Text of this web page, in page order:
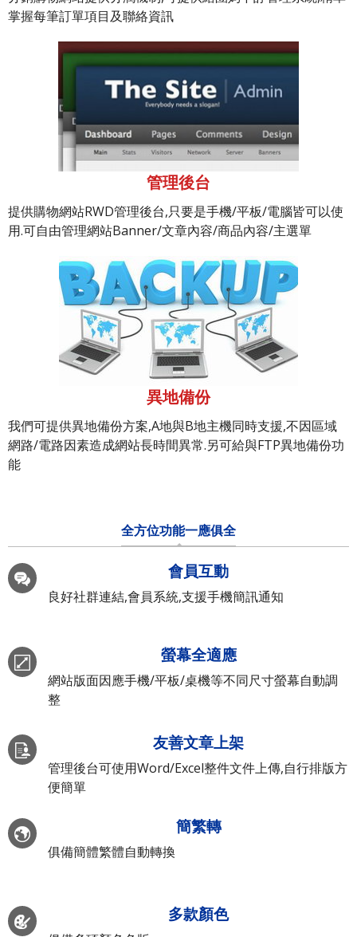
掌握每筆訂單項目及聯絡資訊
管理後台
提供購物網站RWD管理後台,只要是手機/平板/電腦皆可以使
用.可自由管理網站Banner/文章內容/商品內容/主選單
異地備份
我們可提供異地備份方案,A地與B地主機同時支援,不因區域
網路/電路因素造成網站長時間異常.另可給與FTP異地備份功
能
全方位功能一應俱全
會員互動
良好社群連結,會員系統,支援手機簡訊通知
螢幕全適應
網站版面因應手機/平板/桌機等不同尺寸螢幕自動調
整
友善文章上架
管理後台可使用Word/Excel整件文件上傳,自行排版方
便簡單
簡繁轉
俱備簡體繁體自動轉換
多款顏色